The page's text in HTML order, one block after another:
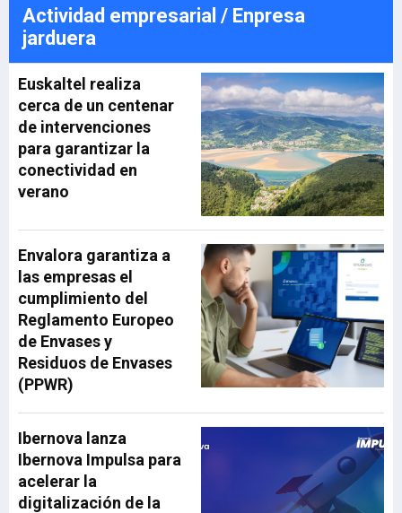
Actividad empresarial / Enpresa
jarduera
Euskaltel realiza
cerca de un centenar
de intervenciones
para garantizar la
conectividad en
verano
Envalora garantiza a
las empresas el
cumplimiento del
Reglamento Europeo
de Envases y
Residuos de Envases
(PPWR)
Ibernova lanza
Ibernova Impulsa para
acelerar la
digitalización de la